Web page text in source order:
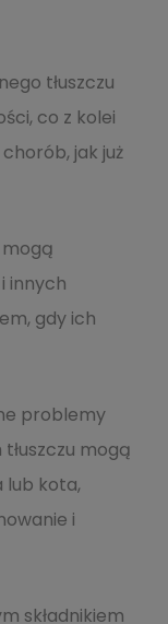
tłuszczu
co z kolei
jak już
innych
gdy ich
problemy
mogą
lub kota,
i
składnikiem